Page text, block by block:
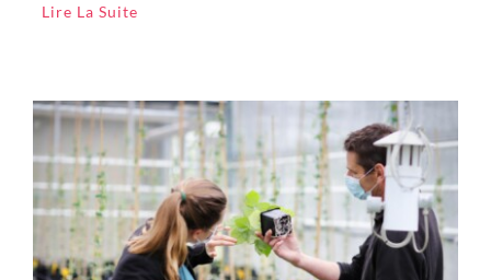
Lire La Suite